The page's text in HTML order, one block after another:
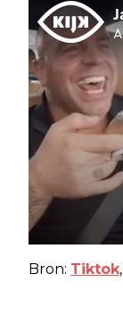
Bron: Tiktok